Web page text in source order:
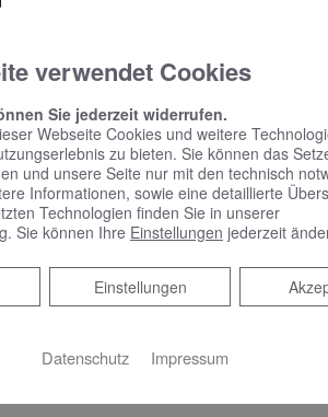
senken und trägt zum Werterhalt
Ihren Anforderungen passt oder eine
ist dieeinwandfreie Funktion
​ist abhängig von Ihren Bedürfnissen
mit energieeffizienten und
hier ​in einer gesunden Relation
verwendet Cookies
Sie jederzeit widerrufen.
Webseite Cookies und weitere
zu bieten. Sie können das
und unsere Seite nur mit den technisch
Informationen, sowie eine detaillierte
Technologien finden Sie in unserer
. Sie können Ihre Einstellungen jederzeit
Einstellungen
Datenschutz Impressum